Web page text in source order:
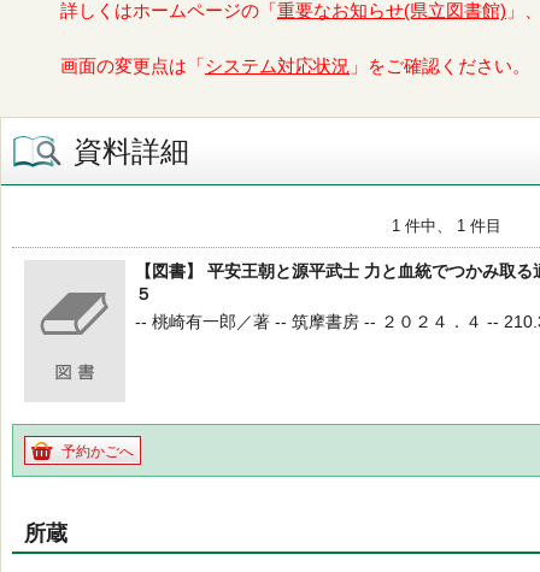
詳しくはホームページの「 重要なお知らせ(県立図書館) 」
画面の変更点は「 システム対応状況 」をご確認ください。
資料詳細
1 件中、 1 件目
【図書】 平安王朝と源平武士 力と血統でつかみ取
５
-- 桃崎有一郎／著 -- 筑摩書房 -- ２０２４．４ --
予約かごへ
所蔵